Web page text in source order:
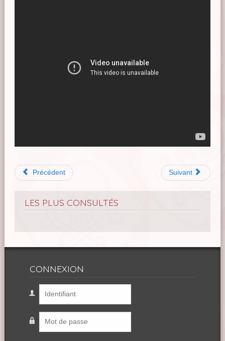
Précédent Suivant
LES PLUS CONSULTÉS
CONNEXION